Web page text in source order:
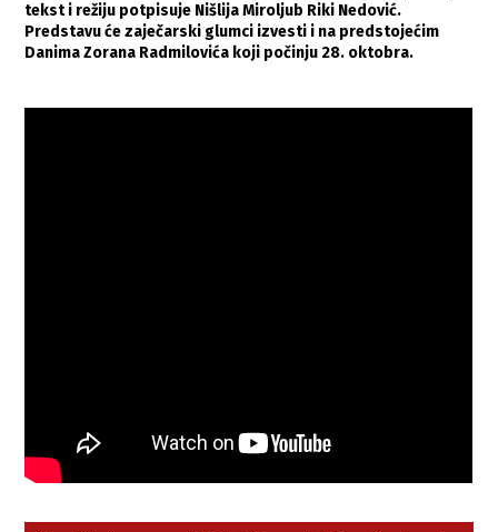
tekst i režiju potpisuje Nišlija Miroljub Riki Nedović.
Predstavu će zaječarski glumci izvesti i na predstojećim
Danima Zorana Radmilovića koji počinju 28. oktobra.